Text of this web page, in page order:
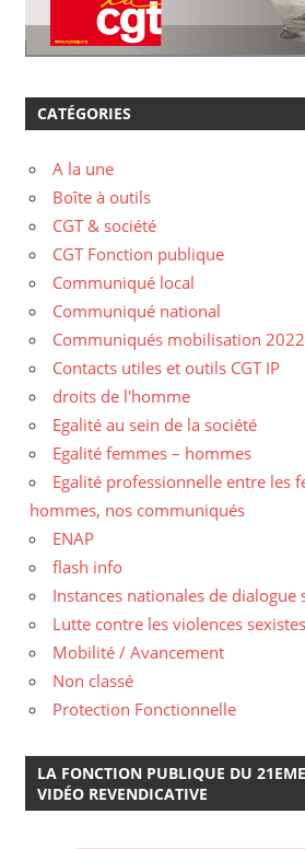
CATÉGORIES
A la une
Boîte à outils
CGT & société
CGT Fonction publique
Communiqué local
Communiqué national
Communiqués mobilisation 2022
Contacts utiles et outils CGT IP
droits de l'homme
Egalité au sein de la société
Egalité femmes – hommes
Egalité professionnelle entre les
hommes, nos communiqués
ENAP
flash info
Instances nationales de dialogue
Lutte contre les violences
Mobilité / Avancement
Non classé
Protection Fonctionnelle
LA FONCTION PUBLIQUE DU
VIDÉO REVENDICATIVE